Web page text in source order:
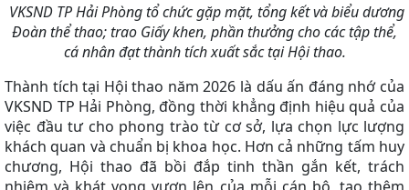
VKSND TP Hải Phòng tổ chức gặp mặt, tổng kết và biểu dương
Đoàn thể thao; trao Giấy khen, phần thưởng cho các tập thể,
cá nhân đạt thành tích xuất sắc tại Hội thao.
Thành tích tại Hội thao năm 2026 là dấu ấn đáng nhớ của
VKSND TP Hải Phòng, đồng thời khẳng định hiệu quả của
việc đầu tư cho phong trào từ cơ sở, lựa chọn lực lượng
khách quan và chuẩn bị khoa học. Hơn cả những tấm huy
chương, Hội thao đã bồi đắp tinh thần gắn kết, trách
nhiệm và khát vọng vươn lên của mỗi cán bộ, tạo thêm